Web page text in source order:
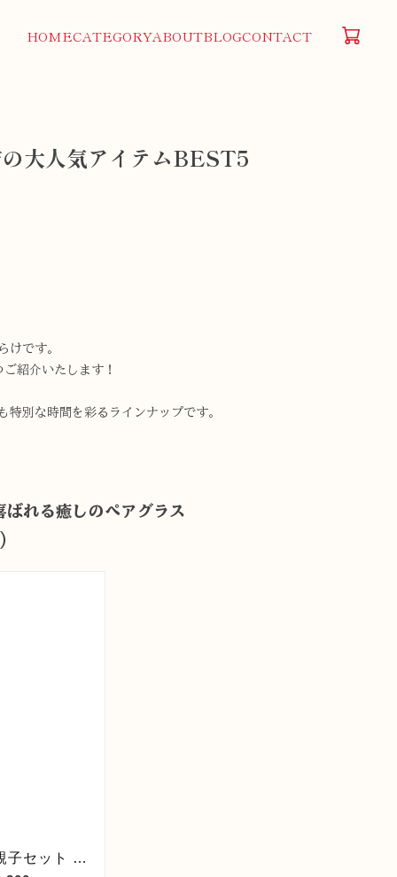
HOMECATEGORYABOUTBLOGCONTACT
の大人気アイテムBEST5
けです。
紹介いたします！
別な時間を彩るラインナップです。
れる癒しのペアグラス